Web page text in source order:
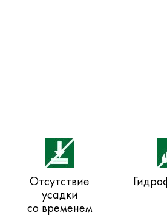
Отсутствие
усадки
со временем